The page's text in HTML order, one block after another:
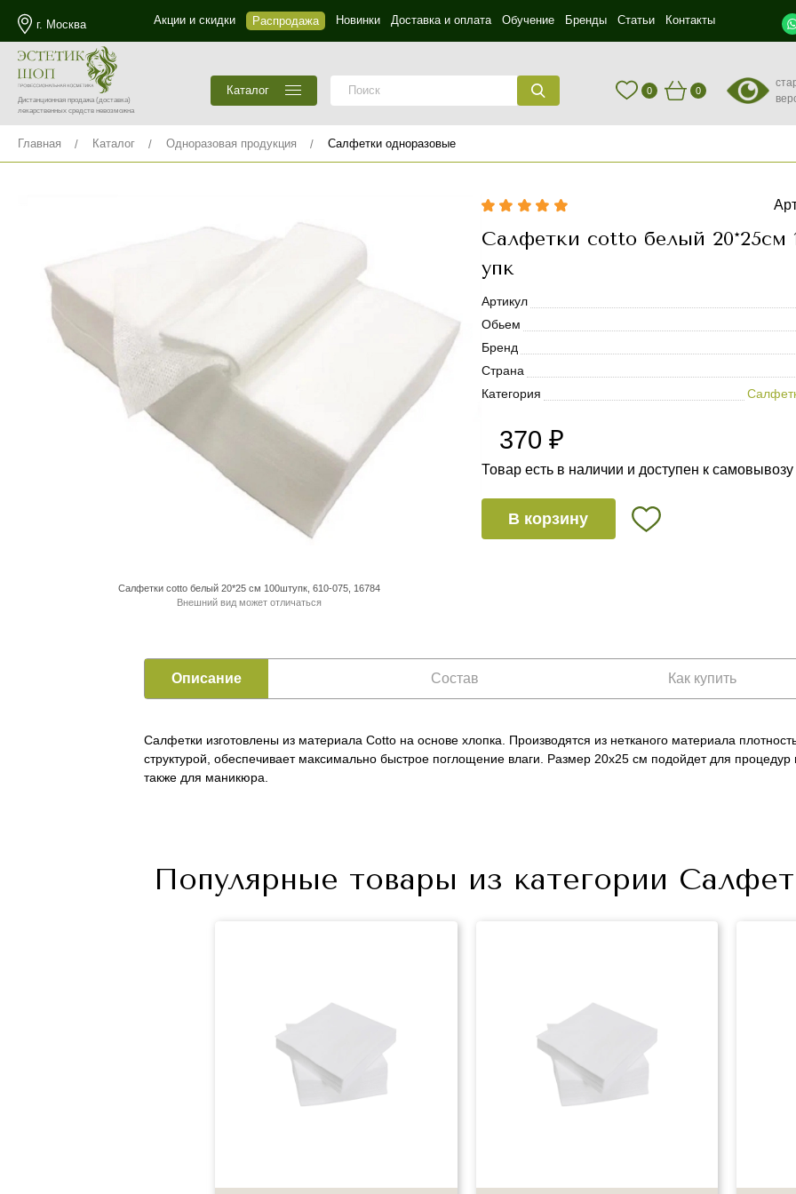
г. Москва Акции и скидки Распродажа Новинки Доставка и оплата Обучение Бренды Статьи Контакты
Дистанционная продажа(доставка)
лекарственных средств невозможна
Каталог 0 0
Главная Каталог Одноразовая продукция Салфетки одноразовые
Салфетки cotto белый 20*25 см 100штупк, 610-075, 16784
Внешний вид может отличаться
Салфетки cotto белый 20*25см
упк
Артикул
Обьем
Бренд
Страна
Категория
370 ₽
Товар есть в наличии и доступен к самовывозу
В корзину
Описание Состав Как купить
Салфетки изготовлены из материала Cotto на основе хлопка. Производятся из нетканого материала
структурой, обеспечивает максимально быстрое поглощение влаги. Размер 20х25 см подойдет для
также для маникюра.
Популярные товары из категории